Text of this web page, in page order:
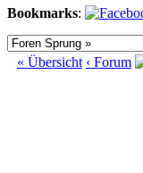
Bookmarks:
« Übersicht ‹ Forum